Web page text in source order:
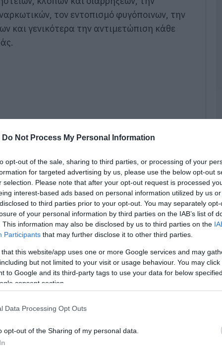
Do Not Process My Personal Information
opt-out of the sale, sharing to third parties, or processing of your
for targeted advertising by us, please use the below opt-out
selection. Please note that after your opt-out request is processed
interest-based ads based on personal information utilized by us
to third parties prior to your opt-out. You may separately
of your personal information by third parties on the IAB’s list of
This information may also be disclosed by us to third parties on the
Participants that may further disclose it to other third parties.
that this website/app uses one or more Google services and may
but not limited to your visit or usage behaviour. You may
to Google and its third-party tags to use your data for below
consent section.
Data Processing Opt Outs
opt-out of the Sharing of my personal data.
τον εντοπισμό φυγόποινων, την
και γενικότερα την αντιμετώπιση κάθε
και ελέγχων, συνελήφθησαν το τελευταίο
και συγκεκριμένα:
του Τμήματος Ασφαλείας Λαμίας,
περί ναρκωτικών και διάπραξη
Στην κατοχή του βρέθηκαν και
και διάφορα αντικείμενα και έγγραφα
όχημα.
του Τμήματος Ασφαλείας Χαλκίδας,
περί ναρκωτικών. Κατασχέθηκε